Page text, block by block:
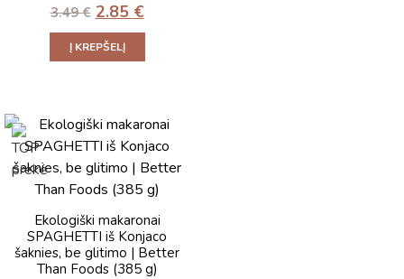
3.49€ 2.85 €
Į KREPŠELĮ
Ekologiški makaronai
SPAGHETTI iš Konjaco
šaknies, be glitimo | Better
Than Foods (385 g)